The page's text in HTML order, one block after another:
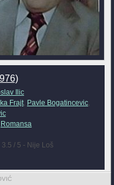
Ilic
Frajt, Pavle Bogatincevic,
Romansa
/ 5 - Nije Loš